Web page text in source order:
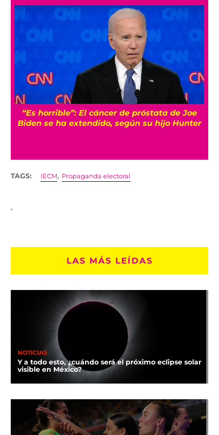
“Es horrible”: El cáncer de próstata de Joe
Biden se ha extendido, según su hijo Hunter
TAGS: IECM, Propaganda electoral
LAS MÁS LEÍDAS
NOTICIAS
Y a todo esto, ¿cuándo será el próximo eclipse solar
visible en México?